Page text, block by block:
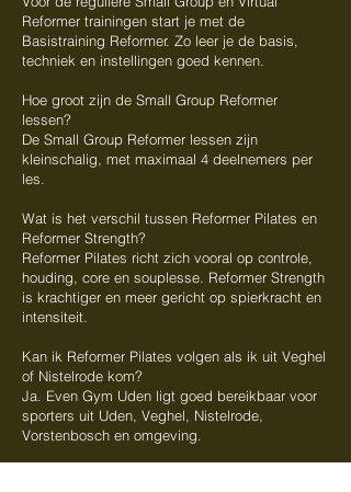
Reformer trainingen start je met de
Basistraining Reformer. Zo leer je de basis,
techniek en instellingen goed kennen.
Hoe groot zijn de Small Group Reformer
lessen?
De Small Group Reformer lessen zijn
kleinschalig, met maximaal 4 deelnemers per
les.
Wat is het verschil tussen Reformer Pilates en
Reformer Strength?
Reformer Pilates richt zich vooral op controle,
houding, core en souplesse. Reformer Strength
is krachtiger en meer gericht op spierkracht en
intensiteit.
Kan ik Reformer Pilates volgen als ik uit Veghel
of Nistelrode kom?
Ja. Even Gym Uden ligt goed bereikbaar voor
sporters uit Uden, Veghel, Nistelrode,
Vorstenbosch en omgeving.